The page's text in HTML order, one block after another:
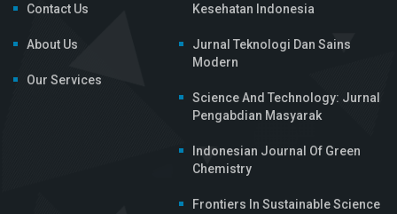
Contact Us
About Us
Our Services
Kesehatan Indonesia
Jurnal Teknologi Dan Sains
Modern
Science And Technology: Jurnal
Pengabdian Masyarak
Indonesian Journal Of Green
Chemistry
Frontiers In Sustainable Science